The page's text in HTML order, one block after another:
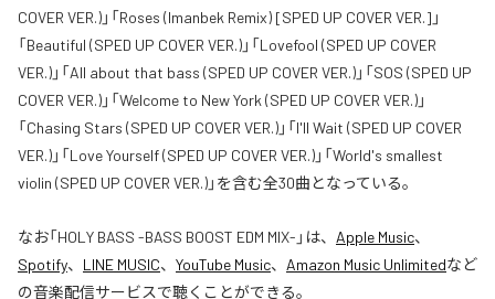
COVER VER.)」「Roses (Imanbek Remix) [SPED UP COVER VER.]」
「Beautiful (SPED UP COVER VER.)」「Lovefool (SPED UP COVER
VER.)」「All about that bass (SPED UP COVER VER.)」「SOS (SPED UP
COVER VER.)」「Welcome to New York (SPED UP COVER VER.)」
「Chasing Stars (SPED UP COVER VER.)」「I'll Wait (SPED UP COVER
VER.)」「Love Yourself (SPED UP COVER VER.)」「World's smallest
violin (SPED UP COVER VER.)」を含む全30曲となっている。
なお「HOLY BASS -BASS BOOST EDM MIX- 」は、 Apple Music、
Spotify、 LINE MUSIC、 YouTube Music、 Amazon Music Unlimitedなど
の音楽配信サービスで聴くことができる。